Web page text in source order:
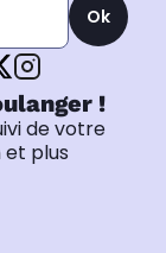
Ok
!
de votre
plus